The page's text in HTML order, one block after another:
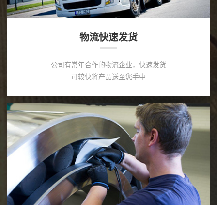
物流快速发货
公司有常年合作的物流企业，快速发货
可较快将产品送至您手中